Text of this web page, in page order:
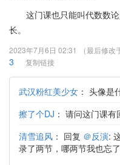
这门课也只能叫代数数论
长。
2023年7月6日 02:31 （最后修改
3
复制链接
武汉粉红美少女 ： 头像是
擦了个DJ ： 请问这门课有
清雪追风 ： 回复 ＠反演:
录了两节，哪两节我也忘